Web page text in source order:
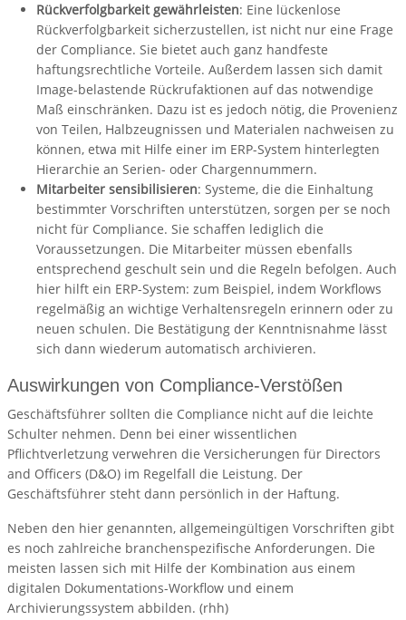
Rückverfolgbarkeit gewährleisten: Eine lückenlose
Rückverfolgbarkeit sicherzustellen, ist nicht nur eine Frage
der Compliance. Sie bietet auch ganz handfeste
haftungsrechtliche Vorteile. Außerdem lassen sich damit
Image-belastende Rückrufaktionen auf das notwendige
Maß einschränken. Dazu ist es jedoch nötig, die Provenienz
von Teilen, Halbzeugnissen und Materialen nachweisen zu
können, etwa mit Hilfe einer im ERP-System hinterlegten
Hierarchie an Serien- oder Chargennummern.
Mitarbeiter sensibilisieren: Systeme, die die Einhaltung
bestimmter Vorschriften unterstützen, sorgen per se noch
nicht für Compliance. Sie schaffen lediglich die
Voraussetzungen. Die Mitarbeiter müssen ebenfalls
entsprechend geschult sein und die Regeln befolgen. Auch
hier hilft ein ERP-System: zum Beispiel, indem Workflows
regelmäßig an wichtige Verhaltensregeln erinnern oder zu
neuen schulen. Die Bestätigung der Kenntnisnahme lässt
sich dann wiederum automatisch archivieren.
Auswirkungen von Compliance-Verstößen
Geschäftsführer sollten die Compliance nicht auf die leichte
Schulter nehmen. Denn bei einer wissentlichen
Pflichtverletzung verwehren die Versicherungen für Directors
and Officers (D&O) im Regelfall die Leistung. Der
Geschäftsführer steht dann persönlich in der Haftung.
Neben den hier genannten, allgemeingültigen Vorschriften gibt
es noch zahlreiche branchenspezifische Anforderungen. Die
meisten lassen sich mit Hilfe der Kombination aus einem
digitalen Dokumentations-Workflow und einem
Archivierungssystem abbilden. (rhh)